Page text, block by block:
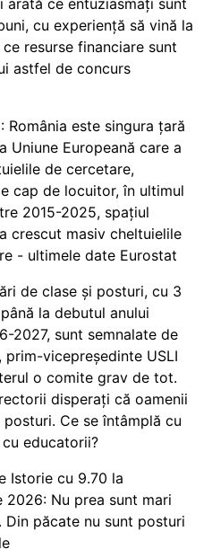
cu experiență să vină la
resurse financiare sunt
astfel de concurs
România este singura țară
Uniune Europeană care a
de cercetare,
cap de locuitor, în ultimul
2015-2025, spațiul
crescut masiv cheltuielile
- ultimele date Eurostat
de clase și posturi, cu 3
la debutul anului
2027, sunt semnalate de
prim-vicepreședinte USLI
o comite grav de tot.
disperați că oamenii
posturi. Ce se întâmplă cu
educatorii?
Istorie cu 9.70 la
2026: Nu prea sunt mari
Din păcate nu sunt posturi